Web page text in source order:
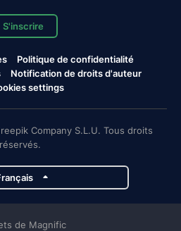
S'inscrire
Politique de confidentialité
Notification de droits d'auteur
settings
Company S.L.U. Tous droits
réservés.
de Magnific